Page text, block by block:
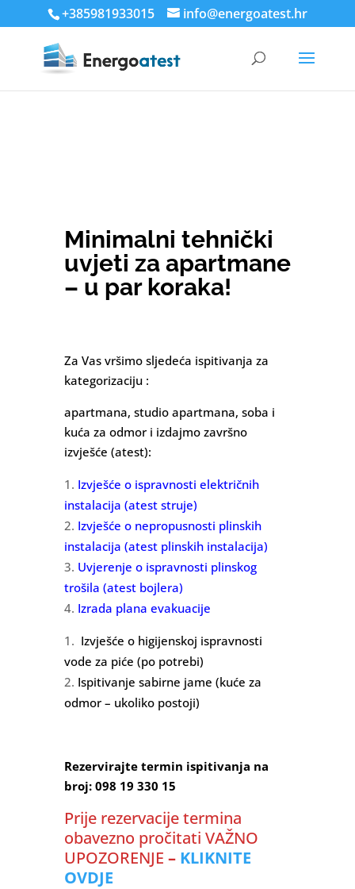
+385981933015 info@energoatest.hr
Minimalni tehnički
uvjeti za apartmane
– u par koraka!
Za Vas vršimo sljedeća ispitivanja za
kategorizaciju :
apartmana, studio apartmana, soba i
kuća za odmor i izdajmo završno
izvješće (atest):
Izvješće o ispravnosti električnih
instalacija (atest struje)
Izvješće o nepropusnosti plinskih
instalacija (atest plinskih instalacija)
Uvjerenje o ispravnosti plinskog
trošila (atest bojlera)
Izrada plana evakuacije
Izvješće o higijenskoj ispravnosti
vode za piće (po potrebi)
Ispitivanje sabirne jame (kuće za
odmor – ukoliko postoji)
Rezervirajte termin ispitivanja na
broj: 098 19 330 15
Prije rezervacije termina
obavezno pročitati VAŽNO
UPOZORENJE – KLIKNITE
OVDJE